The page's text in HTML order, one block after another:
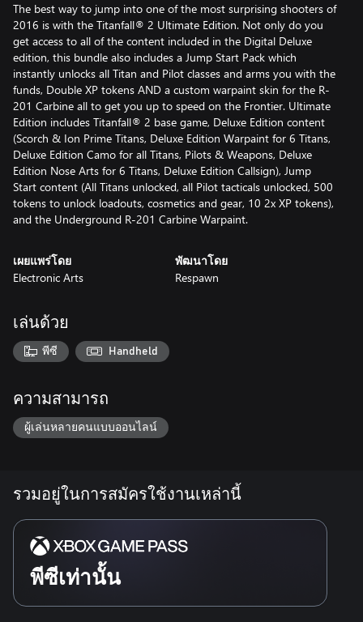
The best way to jump into one of the most surprising shooters of
2016 is with the Titanfall® 2 Ultimate Edition. Not only do you
get access to all of the content included in the Digital Deluxe
edition, this bundle also includes a Jump Start Pack which
instantly unlocks all Titan and Pilot classes and arms you with the
funds, Double XP tokens AND a custom warpaint skin for the R-
201 Carbine all to get you up to speed on the Frontier. Ultimate
Edition includes Titanfall® 2 base game, Deluxe Edition content
(Scorch & Ion Prime Titans, Deluxe Edition Warpaint for 6 Titans,
Deluxe Edition Camo for all Titans, Pilots & Weapons, Deluxe
Edition Nose Arts for 6 Titans, Deluxe Edition Callsign), Jump
Start content (All Titans unlocked, all Pilot tacticals unlocked, 500
tokens to unlock loadouts, cosmetics and gear, 10 2x XP tokens),
and the Underground R-201 Carbine Warpaint.
เผยแพร่โดย
Electronic Arts
พัฒนาโดย
Respawn
เล่นด้วย
พีซี Handheld
ความสามารถ
ผู้เล่นหลายคนแบบออนไลน์
รวมอยู่ในการสมัครใช้งานเหล่านี้
พีซีเท่านั้น